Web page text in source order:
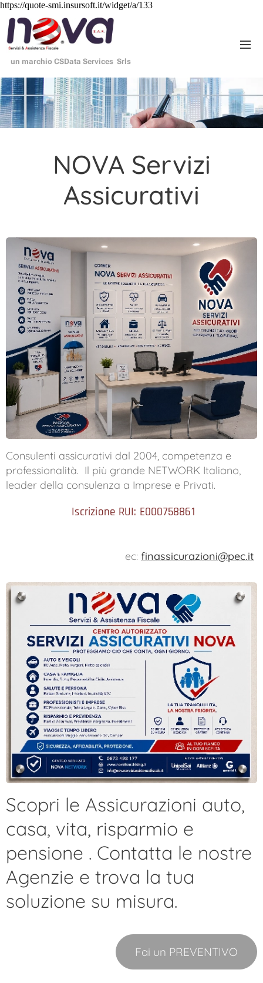
https://quote-smi.insursoft.it/widget/a/133
un marchio CSData Services Srls
NOVA Servizi
Assicurativi
Consulenti assicurativi dal 2004, competenza e
professionalità. Il più grande NETWORK Italiano,
leader della consulenza a Imprese e Privati.
Iscrizione RUI: E000758861
ec: finassicurazioni@pec.it
Scopri le Assicurazioni auto,
casa, vita, risparmio e
pensione . Contatta le nostre
Agenzie e trova la tua
soluzione su misura.
Fai un PREVENTIVO